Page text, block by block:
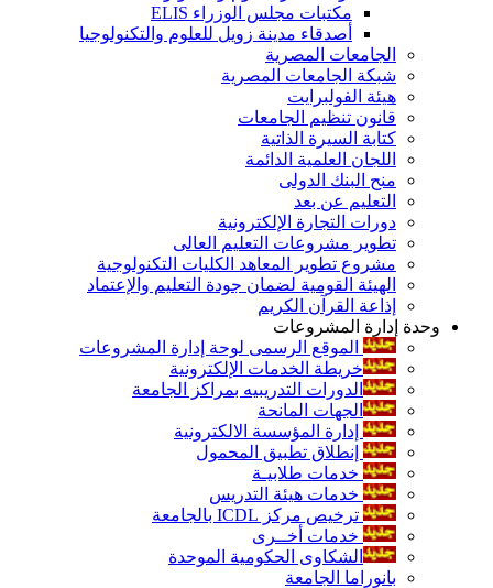
مكتبات مجلس الوزراء ELIS
أصدقاء مدينة زويل للعلوم والتكنولوجيا
الجامعات المصرية
شبكة الجامعات المصرية
هيئة الفولبرايت
قانون تنظيم الجامعات
كتابة السيرة الذاتية
اللجان العلمية الدائمة
منح البنك الدولى
التعليم عن بعد
دورات التجارة الإلكترونية
تطوير مشروعات التعليم العالى
مشروع تطوير المعاهد الكليات التكنولوجية
الهيئة القومية لضمان جودة التعليم والإعتماد
إذاعة القرآن الكريم
وحدة إدارة المشروعات
الموقع الرسمى لوحة إدارة المشروعات
خريطة الخدمات الإلكترونية
الدورات التدريبيه بمراكز الجامعة
الجهات المانحة
إدارة المؤسسة الالكترونية
إنطلاق تطبيق المحمول
خدمات طلابيـة
خدمات هيئة التدريس
ترخيص مركز ICDL بالجامعة
خدمات أخــرى
الشكاوى الحكومية الموحدة
بانوراما الجامعة